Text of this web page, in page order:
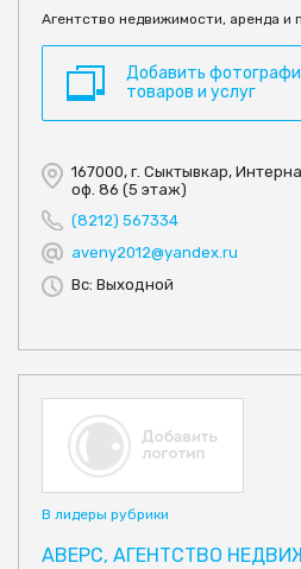
Агентство недвижимости, аренда и
Добавить
товаров и услуг
167000, г. Сыктывкар,
оф. 86 (5 этаж)
(8212) 567334
aveny2012@yandex.ru
Вс: Выходной
В лидеры рубрики
АВЕРС, АГЕНТСТВО